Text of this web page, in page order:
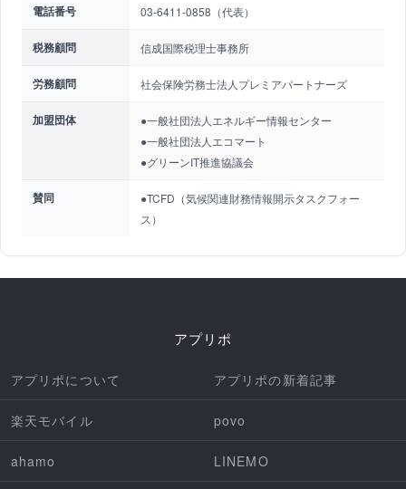
電話番号 03-6411-0858（代表）
税務顧問 信成国際税理士事務所
労務顧問 社会保険労務士法人プレミアパートナーズ
加盟団体
●一般社団法人エネルギー情報センター
●一般社団法人エコマート
●グリーンIT推進協議会
賛同
●TCFD（気候関連財務情報開示タスクフォー
ス）
アプリポ
アプリポについて アプリポの新着記事
楽天モバイル povo
ahamo LINEMO